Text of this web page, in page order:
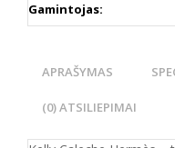
Gamintojas:
APRAŠYMAS
(0) ATSILIEPIMAI